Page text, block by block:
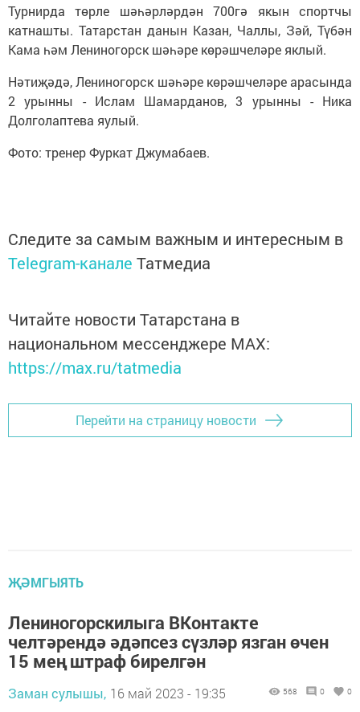
Турнирда төрле шәһәрләрдән 700гә якын спортчы
катнашты. Татарстан данын Казан, Чаллы, Зәй, Түбән
Кама һәм Лениногорск шәһәре көрәшчеләре яклый.
Нәтиҗәдә, Лениногорск шәһәре көрәшчеләре арасында
2 урынны - Ислам Шамарданов, 3 урынны - Ника
Долголаптева яулый.
Фото: тренер Фуркат Джумабаев.
Следите за самым важным и интересным в
Telegram-канале Татмедиа
Читайте новости Татарстана в
национальном мессенджере MАХ:
https://max.ru/tatmedia
Перейти на страницу новости
ҖӘМГЫЯТЬ
Лениногорскилыга ВКонтакте
челтәрендә әдәпсез сүзләр язган өчен
15 мең штраф бирелгән
Заман сулышы, 16 май 2023 - 19:35 568 0 0